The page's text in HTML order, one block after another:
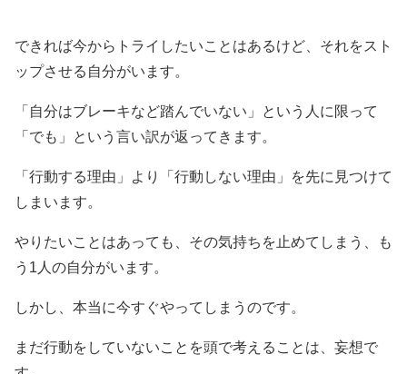
できれば今からトライしたいことはあるけど、それをスト
ップさせる自分がいます。
「自分はブレーキなど踏んでいない」という人に限って
「でも」という言い訳が返ってきます。
「行動する理由」より「行動しない理由」を先に見つけて
しまいます。
やりたいことはあっても、その気持ちを止めてしまう、も
う1人の自分がいます。
しかし、本当に今すぐやってしまうのです。
まだ行動をしていないことを頭で考えることは、妄想で